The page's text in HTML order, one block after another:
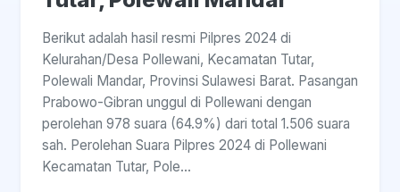
Berikut adalah hasil resmi Pilpres 2024 di
Kelurahan/Desa Pollewani, Kecamatan Tutar,
Polewali Mandar, Provinsi Sulawesi Barat. Pasangan
Prabowo-Gibran unggul di Pollewani dengan
perolehan 978 suara (64.9%) dari total 1.506 suara
sah. Perolehan Suara Pilpres 2024 di Pollewani
Kecamatan Tutar, Pole...